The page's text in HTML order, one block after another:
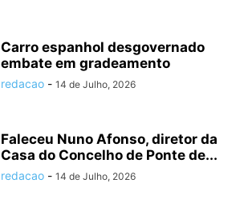
Carro espanhol desgovernado
embate em gradeamento
redacao - 14 de Julho, 2026
Faleceu Nuno Afonso, diretor da
Casa do Concelho de Ponte de...
redacao - 14 de Julho, 2026